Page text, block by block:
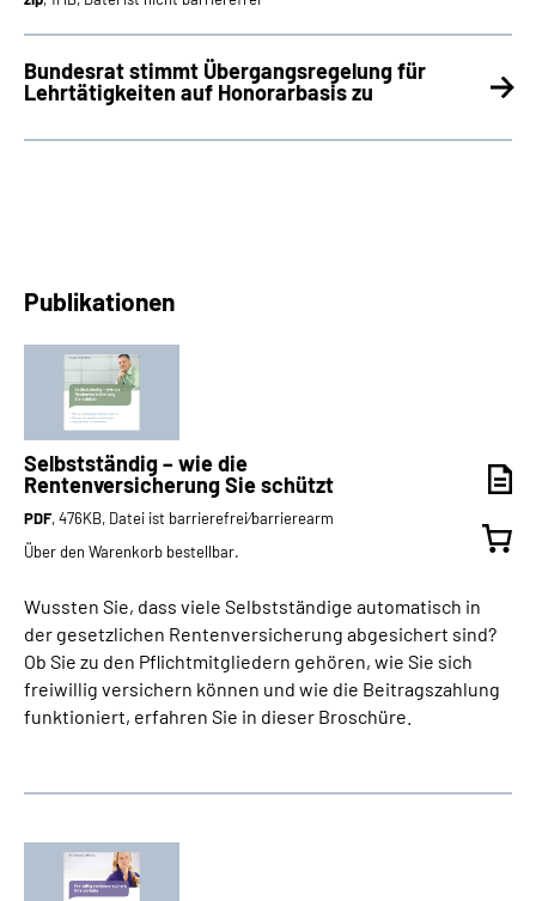
Bundesrat stimmt Übergangsregelung für
Lehrtätigkeiten auf Honorarbasis zu
Publikationen
Selbstständig – wie die
Rentenversicherung Sie schützt
PDF, 476KB, Datei ist barrierefrei⁄barrierearm
Über den Warenkorb bestellbar.
Wussten Sie, dass viele Selbstständige automatisch in
der gesetzlichen Rentenversicherung abgesichert sind?
Ob Sie zu den Pflichtmitgliedern gehören, wie Sie sich
freiwillig versichern können und wie die Beitragszahlung
funktioniert, erfahren Sie in dieser Broschüre.